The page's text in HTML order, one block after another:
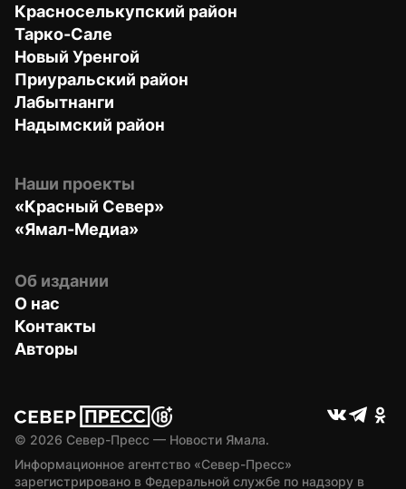
Красноселькупский район
Тарко-Сале
Новый Уренгой
Приуральский район
Лабытнанги
Надымский район
Наши проекты
«Красный Север»
«Ямал-Медиа»
Об издании
О нас
Контакты
Авторы
© 2026 Север-Пресс — Новости Ямала.
Информационное агентство «Север-Пресс»
зарегистрировано в Федеральной службе по надзору в